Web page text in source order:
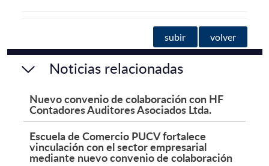
subir volver
Noticias relacionadas
Nuevo convenio de colaboración con HF
Contadores Auditores Asociados Ltda.
Escuela de Comercio PUCV fortalece
vinculación con el sector empresarial
mediante nuevo convenio de colaboración